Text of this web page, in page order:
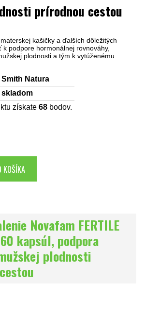
prírodnou cestou
kašičky a ďalších dôležitých
k podpore hormonálnej rovnováhy,
plodnosti a tým k vytúženému
Smith Natura
skladom
získate 68 bodov.
KOŠÍKA
Novafam FERTILE
kapsúl, podpora
plodnosti